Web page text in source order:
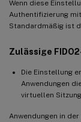
Wenn diese
Authentifizierung
Standardmäßig ist
Zulässige
Die Einstellung
Anwendungen
virtuellen
Anwendungen in